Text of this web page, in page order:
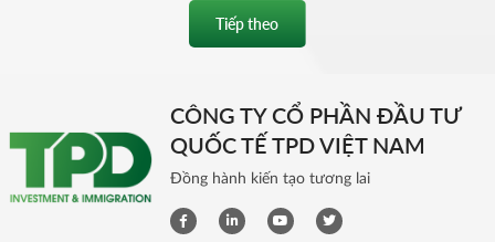
Tiếp theo
CÔNG TY CỔ PHẦN ĐẦU TƯ
QUỐC TẾ TPD VIỆT NAM
Đồng hành kiến tạo tương lai